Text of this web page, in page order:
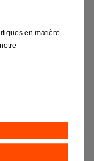
éléments de
pompe à
C’est ainsi
en gardant
en matière